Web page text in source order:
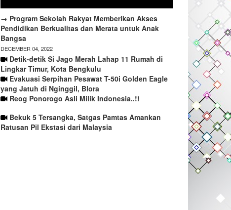
→ Program Sekolah Rakyat Memberikan Akses
Pendidikan Berkualitas dan Merata untuk Anak
Bangsa
DECEMBER 04, 2022
Detik-detik Si Jago Merah Lahap 11 Rumah di
Lingkar Timur, Kota Bengkulu
Evakuasi Serpihan Pesawat T-50i Golden Eagle
yang Jatuh di Nginggil, Blora
Reog Ponorogo Asli Milik Indonesia..!!
Bekuk 5 Tersangka, Satgas Pamtas Amankan
Ratusan Pil Ekstasi dari Malaysia